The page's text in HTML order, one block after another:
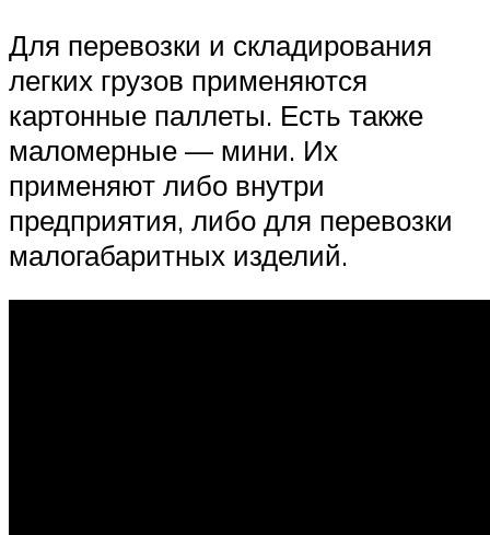
Для перевозки и складирования
легких грузов применяются
картонные паллеты. Есть также
маломерные — мини. Их
применяют либо внутри
предприятия, либо для перевозки
малогабаритных изделий.